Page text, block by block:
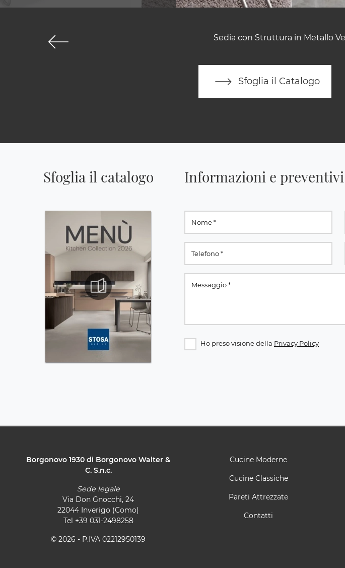
Sedia con Struttura in Metallo
Sfoglia il Catalogo
Sfoglia il catalogo Informazioni e preventivi
Ho preso visione della Privacy Policy
Borgonovo 1930 di Borgonovo Walter &
C. S.n.c.
Sede legale
Via Don Gnocchi, 24
22044 Inverigo (Como)
Tel +39 031-2498258
© 2026 - P.IVA 02212950139
Cucine Moderne
Cucine Classiche
Pareti Attrezzate
Contatti